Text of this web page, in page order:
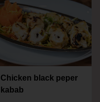
Chicken black peper
kabab